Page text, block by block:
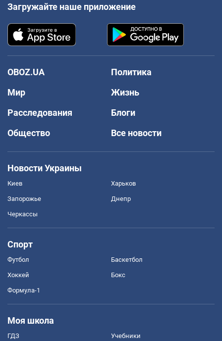
Загружайте наше приложение
OBOZ.UA
Политика
Мир
Жизнь
Расследования
Блоги
Общество
Все новости
Новости Украины
Киев Харьков
Запорожье Днепр
Черкассы
Спорт
Футбол Баскетбол
Хоккей Бокс
Формула-1
Моя школа
ГДЗ Учебники